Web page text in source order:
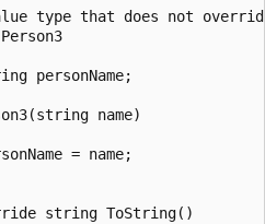
type that does not
personName;
name)
= name;
string ToString()